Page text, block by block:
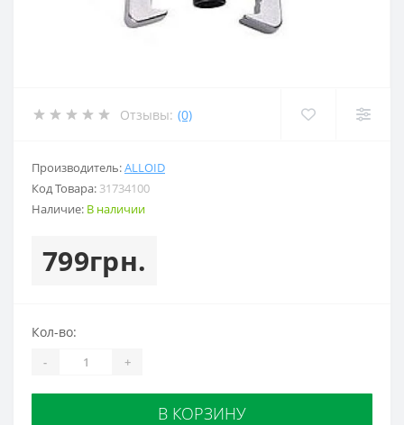
Отзывы: (0)
Производитель:ALLOID
Код Товара: 31734100
Наличие: В наличии
799грн.
Кол-во:
- +
В КОРЗИНУ